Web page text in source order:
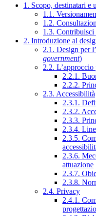
1. Scopo, destinatari e
1.1.
1.2.
1.3. Contribuisci
2. Introduzione al
2.1. Design per
government)
2.2. L’approccio
2.2.1.
2.2.2.
2.3. Accessibilità
2.3.1.
2.3.2.
2.3.3.
2.3.4.
2.3.5.
2.3.6.
attuazione
2.3.7.
2.3.8.
2.4. Privacy
2.4.1.